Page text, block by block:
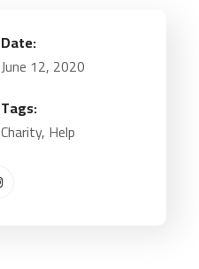
Date:
June 12, 2020
Tags:
Charity, Help